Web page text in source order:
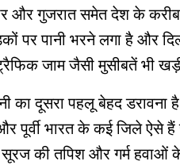
और गुजरात समेत देश के करीब
पर पानी भरने लगा है और
जाम जैसी मुसीबतें भी
का दूसरा पहलू बेहद
पूर्वी भारत के कई जिले ऐसे
की तपिश और गर्म हवाओं